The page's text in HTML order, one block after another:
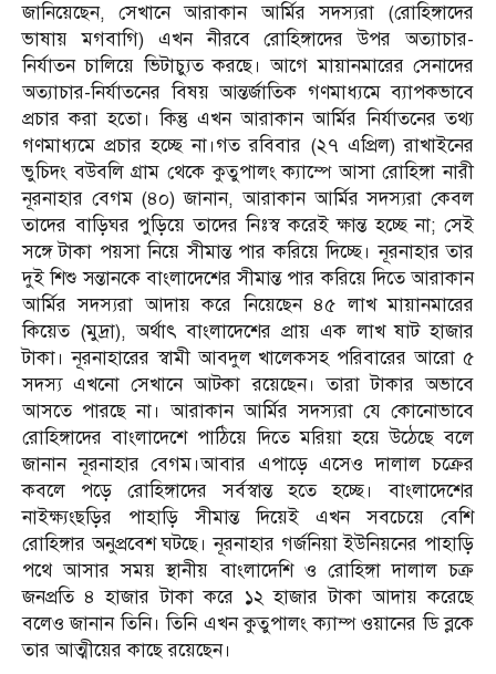
জানিয়েছেন, সেখানে আরাকান আর্মির সদস্যরা (রোহিঙ্গাদের
ভাষায় মগবাগি) এখন নীরবে রোহিঙ্গাদের উপর অত্যাচার-
নির্যাতন চালিয়ে ভিটাচ্যুত করছে। আগে মায়ানমারের সেনাদের
অত্যাচার-নির্যাতনের বিষয় আন্তর্জাতিক গণমাধ্যমে ব্যাপকভাবে
প্রচার করা হতো। কিন্তু এখন আরাকান আর্মির নির্যাতনের তথ্য
গণমাধ্যমে প্রচার হচ্ছে না।গত রবিবার (২৭ এপ্রিল) রাখাইনের
ভুচিদং বউবলি গ্রাম থেকে কুতুপালং ক্যাম্পে আসা রোহিঙ্গা নারী
নূরনাহার বেগম (৪০) জানান, আরাকান আর্মির সদস্যরা কেবল
তাদের বাড়িঘর পুড়িয়ে তাদের নিঃস্ব করেই ক্ষান্ত হচ্ছে না; সেই
সঙ্গে টাকা পয়সা নিয়ে সীমান্ত পার করিয়ে দিচ্ছে। নূরনাহার তার
দুই শিশু সন্তানকে বাংলাদেশের সীমান্ত পার করিয়ে দিতে আরাকান
আর্মির সদস্যরা আদায় করে নিয়েছেন ৪৫ লাখ মায়ানমারের
কিয়েত (মুদ্রা), অর্থাৎ বাংলাদেশের প্রায় এক লাখ ষাট হাজার
টাকা। নূরনাহারের স্বামী আবদুল খালেকসহ পরিবারের আরো ৫
সদস্য এখনো সেখানে আটকা রয়েছেন। তারা টাকার অভাবে
আসতে পারছে না। আরাকান আর্মির সদস্যরা যে কোনোভাবে
রোহিঙ্গাদের বাংলাদেশে পাঠিয়ে দিতে মরিয়া হয়ে উঠেছে বলে
জানান নূরনাহার বেগম।আবার এপাড়ে এসেও দালাল চক্রের
কবলে পড়ে রোহিঙ্গাদের সর্বস্বান্ত হতে হচ্ছে। বাংলাদেশের
নাইক্ষ্যংছড়ির পাহাড়ি সীমান্ত দিয়েই এখন সবচেয়ে বেশি
রোহিঙ্গার অনুপ্রবেশ ঘটছে। নূরনাহার গর্জনিয়া ইউনিয়নের পাহাড়ি
পথে আসার সময় স্থানীয় বাংলাদেশি ও রোহিঙ্গা দালাল চক্র
জনপ্রতি ৪ হাজার টাকা করে ১২ হাজার টাকা আদায় করেছে
বলেও জানান তিনি। তিনি এখন কুতুপালং ক্যাম্প ওয়ানের ডি ব্লকে
তার আত্মীয়ের কাছে রয়েছেন।